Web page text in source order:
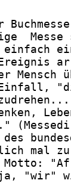
Messe
Mensch
mal
"wir"